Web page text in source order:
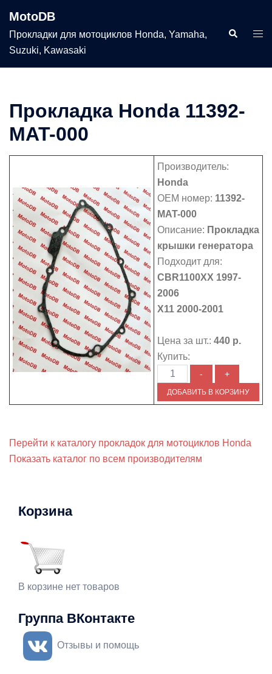
содержимому
MotoDB
Прокладки для мотоциклов Honda, Yamaha,
Suzuki, Kawasaki
Поиск
Прокладка Honda 11392-
MAT-000
Производитель:
Honda
OEM номер: 11392-
MAT-000
Описание: Прокладка
крышки генератора
Подходит для:
CBR1100XX 1997-
2006
X11 2000-2001
Цена за шт.: 440 р.
Купить:
Перейти к каталогу прокладок для мотоциклов Honda
Показать каталог по всем производителям
Корзина
В корзине нет товаров
Группа ВКонтакте
Отзывы и помощь